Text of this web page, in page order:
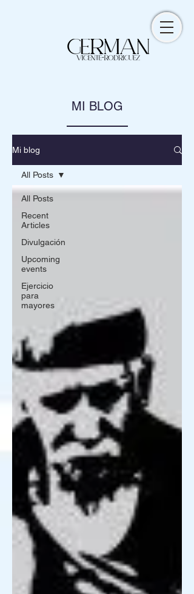
MI BLOG
Mi blog
All Posts
Recent
Articles
Divulgación
Upcoming
events
Ejercicio
para
mayores
All Posts